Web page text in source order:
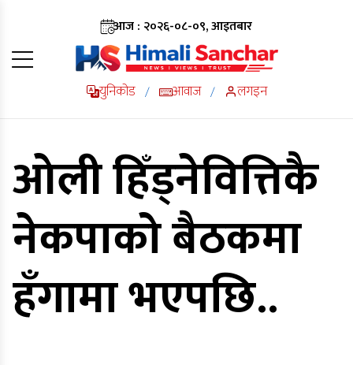
आज : २०२६-०८-०९, आइतबार
युनिकोड / आवाज / लगइन
ओली हिँड्नेवित्तिकै
नेकपाको बैठकमा
हँगामा भएपछि..